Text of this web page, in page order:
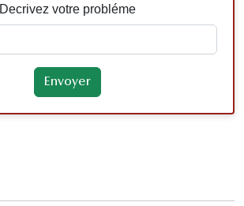
Decrivez votre probléme